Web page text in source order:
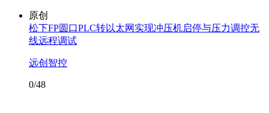
原创
松下FP圆口PLC转以太网实现冲压机启停与压力调控无
线远程调试
远创智控
0/48